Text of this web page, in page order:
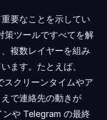
要なことを示してい
策ツールですべてを解
複数レイヤーを組み
ます。たとえば、
スクリーンタイムやア
で連絡先の動きが
や Telegram の最終